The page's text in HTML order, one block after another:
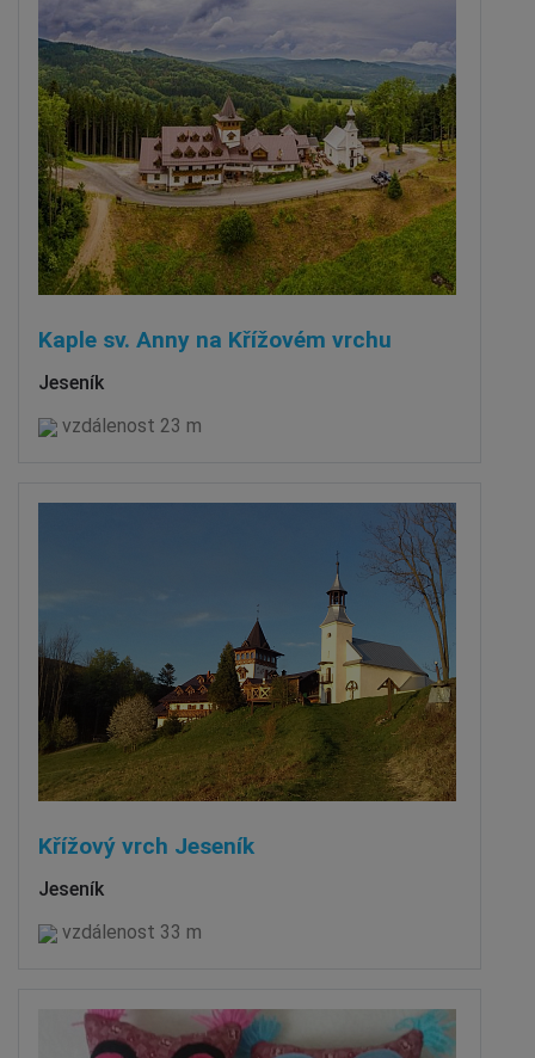
Kaple sv. Anny na Křížovém vrchu
Jeseník
vzdálenost 23 m
Křížový vrch Jeseník
Jeseník
vzdálenost 33 m